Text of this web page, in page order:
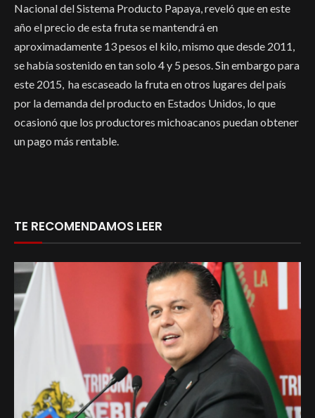
Nacional del Sistema Producto Papaya, reveló que en este
año el precio de esta fruta se mantendrá en
aproximadamente 13 pesos el kilo, mismo que desde 2011,
se había sostenido en tan solo 4 y 5 pesos. Sin embargo para
este 2015, ha escaseado la fruta en otros lugares del país
por la demanda del producto en Estados Unidos, lo que
ocasionó que los productores michoacanos puedan obtener
un pago más rentable.
TE RECOMENDAMOS LEER